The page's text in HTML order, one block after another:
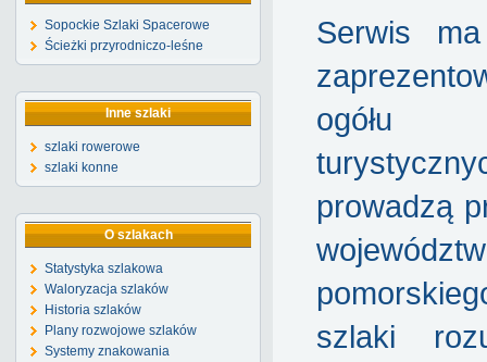
Sopockie Szlaki Spacerowe
Ścieżki przyrodniczo-leśne
Inne szlaki
szlaki rowerowe
szlaki konne
O szlakach
Statystyka szlakowa
Waloryzacja szlaków
Historia szlaków
Plany rozwojowe szlaków
Systemy znakowania
Serwis
ogółu
prowadzą
szlaki